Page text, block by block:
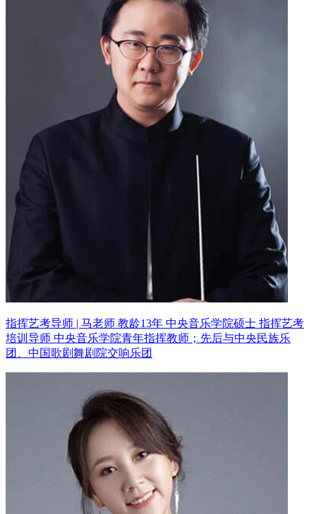
指挥艺考导师 | 马老师 教龄13年 中央音乐学院硕士 指挥艺考
培训导师 中央音乐学院青年指挥教师；先后与中央民族乐
团、中国歌剧舞剧院交响乐团